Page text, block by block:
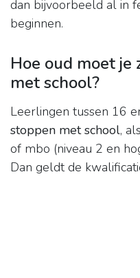
dan bijvoorbeeld al in
beginnen.
Hoe oud moet je
met school?
Leerlingen tussen 16
stoppen met school,
of mbo (niveau 2 en
Dan geldt de